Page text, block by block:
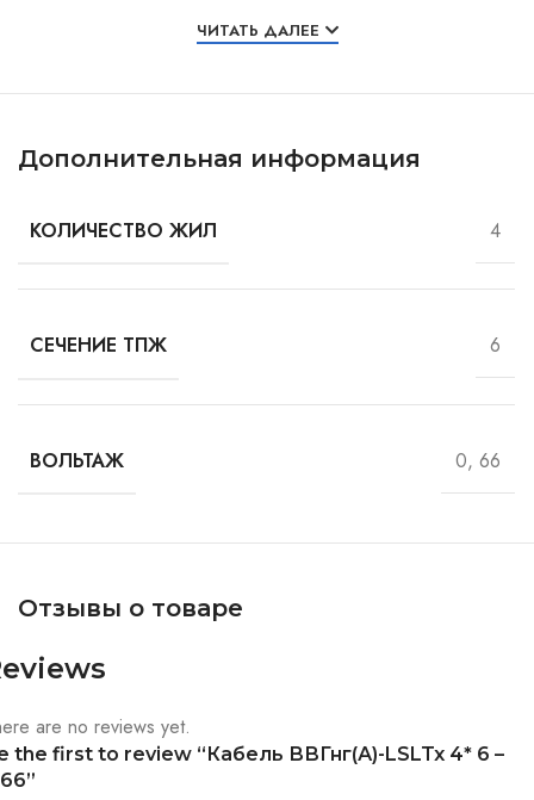
ЧИТАТЬ ДАЛЕЕ
Дополнительная информация
КОЛИЧЕСТВО ЖИЛ 4
СЕЧЕНИЕ ТПЖ 6
ВОЛЬТАЖ 0, 66
Отзывы о товаре
are no reviews yet.
the first to review “Кабель ВВГнг(А)-LSLTx 4* 6 –